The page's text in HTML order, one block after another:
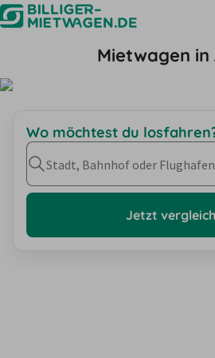
Mietwagen in
Wo möchtest du
Stadt, Bahnhof oder Flughafen
Jetzt